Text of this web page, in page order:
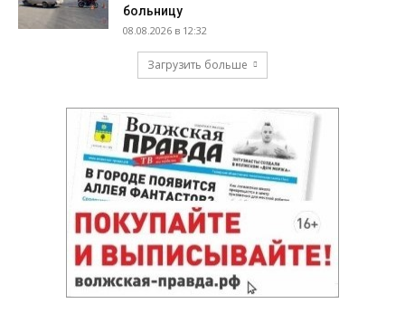
больницу
08.08.2026 в 12:32
Загрузить больше